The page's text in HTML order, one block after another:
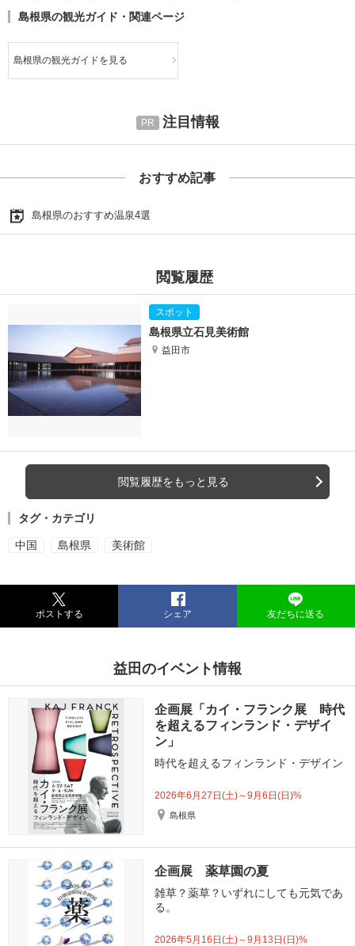
島根県の観光ガイド・関連ページ
島根県の観光ガイドを見る
注目情報
おすすめ記事
島根県のおすすめ温泉4選
閲覧履歴
島根県立石見美術館
益田市
閲覧履歴をもっと見る
タグ・カテゴリ
中国 島根県 美術館
ポストする シェア 友だちに送る
益田のイベント情報
企画展「カイ・フランク展 時代
を超えるフィンランド・デザイ
ン」
時代を超えるフィンランド・デザイン
2026年6月27日(土)～9月6日(日)%
島根県
企画展 薬草園の夏
雑草？薬草？いずれにしても元気であ
る。
2026年5月16日(土)～9月13日(日)%